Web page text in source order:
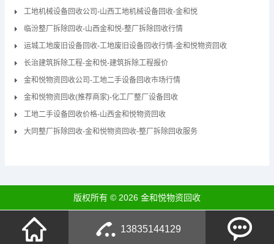
工地机械设备回收公司-山西工地机械设备回收-金和悦
临汾整厂拆除回收-山西金和悦-整厂拆除回收行情
运城工地废旧设备回收-工地废旧设备回收行情-金和悦物资回收
长治建筑拆除工程-金和悦-建筑拆除工程报价
金和悦物资回收公司-工地二手设备回收市场行情
金和悦物资回收(推荐商家)-化工厂整厂设备回收
工地二手设备回收价格-山西金和悦物资回收
大同整厂拆除回收-金和悦物资回收-整厂拆除回收服务
版权所有 © 2026 金和悦物资回收
13835144129